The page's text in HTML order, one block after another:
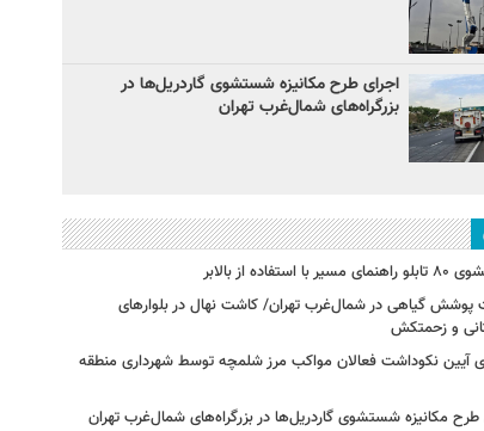
اجرای طرح مکانیزه شستشوی گاردریل‌ها در
بزرگراه‌های شمال‌غرب تهران
با استفاده از بالابر
پوشش گیاهی در شمال‌غرب تهران/ کاشت نهال در بلوارهای
و زحمتکش
آیین نکوداشت فعالان مواکب مرز شلمچه توسط شهرداری منطقه
طرح مکانیزه شستشوی گاردریل‌ها در بزرگراه‌های شمال‌غرب تهران